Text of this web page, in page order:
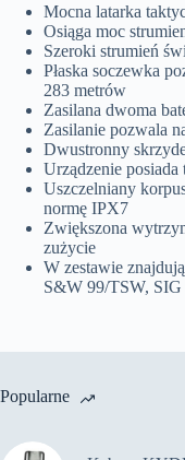
Mocna latarka
Osiąga moc
Szeroki strumień
Płaska soczewka
283 metrów
Zasilana dwoma
Zasilanie pozwala
Dwustronny
Urządzenie
Uszczelniany
normę IPX7
Zwiększona
zużycie
W zestawie
S&W 99/TSW, SIG
Popularne